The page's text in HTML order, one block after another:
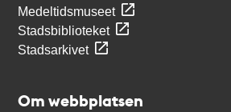
Medeltidsmuseet
Stadsbiblioteket
Stadsarkivet
Om webbplatsen